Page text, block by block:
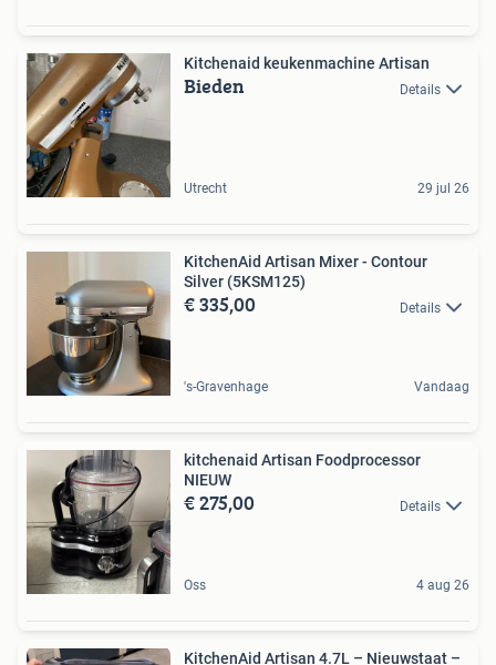
Kitchenaid keukenmachine Artisan
Bieden Details
Utrecht 29 jul 26
KitchenAid Artisan Mixer - Contour
Silver (5KSM125)
€ 335,00 Details
's-Gravenhage Vandaag
kitchenaid Artisan Foodprocessor
NIEUW
€ 275,00 Details
Oss 4 aug 26
KitchenAid Artisan 4.7L – Nieuwstaat –